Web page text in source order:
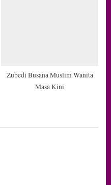
Zubedi Busana Muslim Wanita
Masa Kini